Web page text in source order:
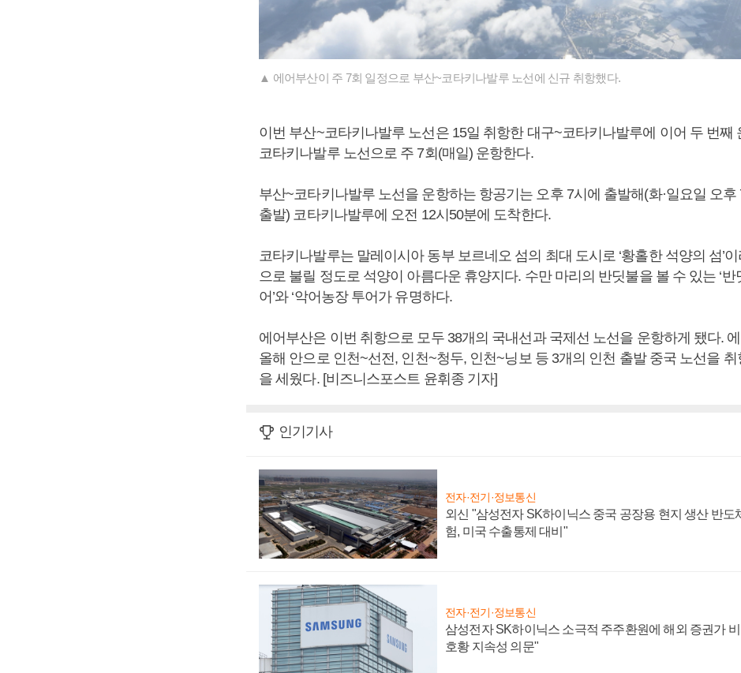
▲ 에어부산이 주 7회 일정으로 부산~코타키나발루 노선에 신규 취항했다.
이번 부산~코타키나발루 노선은 15일 취항한 대구~코타키나발루에 이어 두 번째
코타키나발루 노선으로 주 7회(매일) 운항한다.
부산~코타키나발루 노선을 운항하는 항공기는 오후 7시에 출발해(화·일요일 오후
출발) 코타키나발루에 오전 12시50분에 도착한다.
코타키나발루는 말레이시아 동부 보르네오 섬의 최대 도시로 ‘황홀한 석양의 섬’
으로 불릴 정도로 석양이 아름다운 휴양지다. 수만 마리의 반딧불을 볼 수 있는 ‘반
어’와 ‘악어농장 투어가 유명하다.
에어부산은 이번 취항으로 모두 38개의 국내선과 국제선 노선을 운항하게 됐다.
올해 안으로 인천~선전, 인천~청두, 인천~닝보 등 3개의 인천 출발 중국 노선을 취
을 세웠다. [비즈니스포스트 윤휘종 기자]
인기기사
전자·전기·정보통신
외신 "삼성전자 SK하이닉스 중국 공장용 현지 생산 반도
험, 미국 수출통제 대비"
전자·전기·정보통신
삼성전자 SK하이닉스 소극적 주주환원에 해외 증권가 비
호황 지속성 의문"